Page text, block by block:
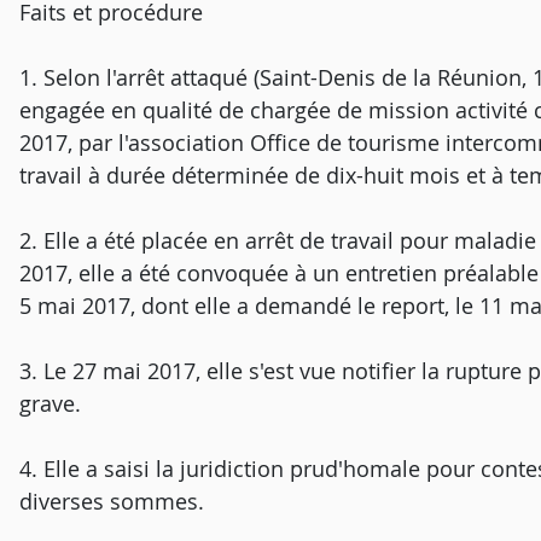
Faits et procédure
1. Selon l'arrêt attaqué (Saint-Denis de la
engagée en qualité de chargée de mission
2017, par l'association Office de tourisme
travail à durée déterminée de dix-huit mois et à
2. Elle a été placée en arrêt de travail pour
2017, elle a été convoquée à un entretien
5 mai 2017, dont elle a demandé le report, le 11
3. Le 27 mai 2017, elle s'est vue notifier la
grave.
4. Elle a saisi la juridiction prud'homale pour
diverses sommes.